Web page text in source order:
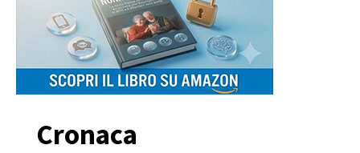
Cronaca